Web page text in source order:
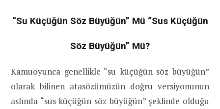
“Su Küçüğün Söz Büyüğün” Mü “Sus Küçüğün
Söz Büyüğün” Mü?
Kamuoyunca genellikle “su küçüğün söz büyüğün”
olarak bilinen atasözümüzün doğru versiyonunun
aslında “sus küçüğün söz büyüğün” şeklinde olduğu